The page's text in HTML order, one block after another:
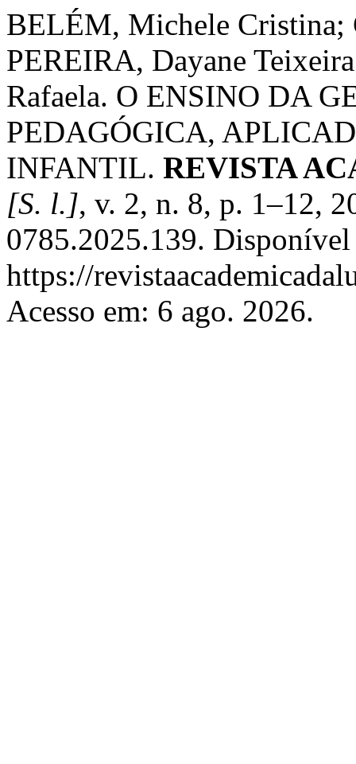
BELÉM, Michele Cristina;
PEREIRA, Dayane
Rafaela. O ENSINO DA
PEDAGÓGICA,
INFANTIL. REVISTA
[S. l.], v. 2, n. 8, p. 1–12,
0785.2025.139. Disponível
https://
Acesso em: 6 ago. 2026.